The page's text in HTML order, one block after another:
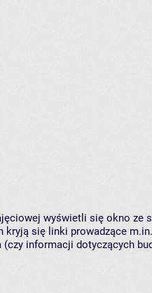
wyświetli się okno ze
się linki prowadzące
informacji dotyczących